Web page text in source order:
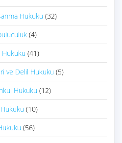
Hukuku (32)
(4)
Hukuku (41)
ve Delil Hukuku (5)
Hukuku (12)
(10)
(56)